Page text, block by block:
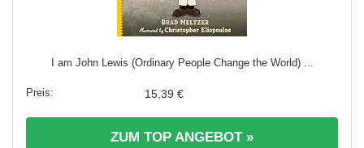
I am John Lewis (Ordinary People Change the World) ...
15,39 €
ZUM TOP ANGEBOT »